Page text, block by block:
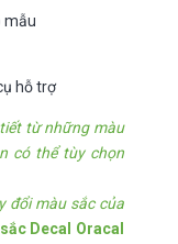
mẫu
hỗ trợ
từ những màu
có thể tùy chọn
đổi màu sắc của
Decal Oracal